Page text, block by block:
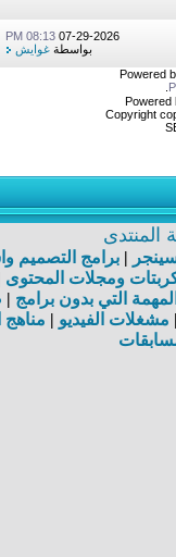
07-29-2026
08:13 PM
بواسطة غوايش
Powered
Powered
Copyright
المنتدى
|برامج التصميم
ومجلات المحتوى
التي بدون برامج |
مشغلات الفيديو | مناهج